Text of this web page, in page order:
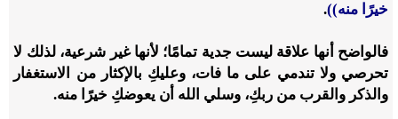
خيرًا منه)).
فالواضح أنها علاقة ليست جدية تمامًا؛ لأنها غير شرعية، لذلك لا
تحرصي ولا تندمي على ما فات، وعليكِ بالإكثار من الاستغفار
والذكر والقرب من ربكِ، وسلي الله أن يعوضكِ خيرًا منه.